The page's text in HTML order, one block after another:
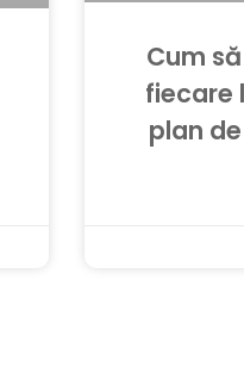
Cum
fiecare
plan